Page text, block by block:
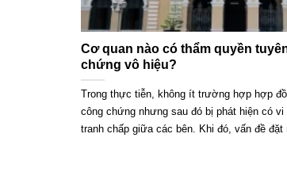
Cơ quan nào có thẩm quyền
chứng vô hiệu?
Trong thực tiễn, không ít trường hợp hợp
công chứng nhưng sau đó bị phát hiện có vi
tranh chấp giữa các bên. Khi đó, vấn đề đặt